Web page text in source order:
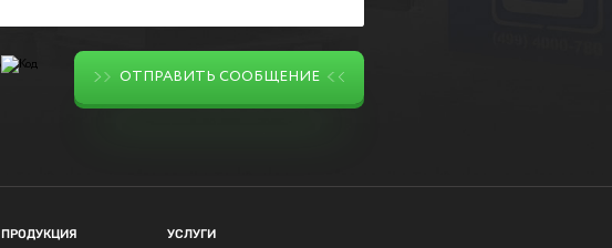
ОТПРАВИТЬ СООБЩЕНИЕ
ПРОДУКЦИЯ УСЛУГИ